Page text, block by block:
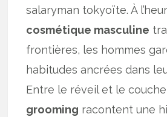
salaryman tokyoïte. À
cosmétique masculine
frontières, les hommes
habitudes ancrées dans
Entre le réveil et le
grooming racontent une